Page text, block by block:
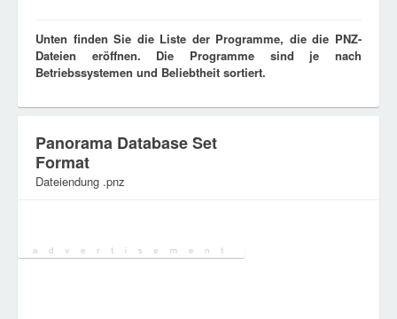
Unten finden Sie die Liste der Programme, die die PNZ-
Dateien eröffnen. Die Programme sind je nach
Betriebssystemen und Beliebtheit sortiert.
Panorama Database Set
Format
Dateiendung .pnz